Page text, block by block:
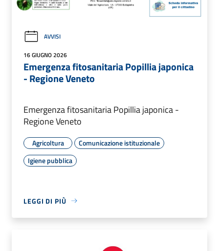
AVVISI
16 GIUGNO 2026
Emergenza fitosanitaria Popillia japonica
- Regione Veneto
Emergenza fitosanitaria Popillia japonica -
Regione Veneto
Agricoltura
Comunicazione istituzionale
Igiene pubblica
LEGGI DI PIÙ